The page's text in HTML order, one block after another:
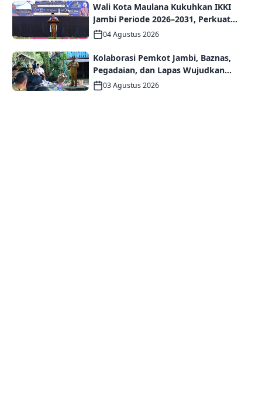
Wali Kota Maulana Kukuhkan IKKI
Jambi Periode 2026–2031, Perkuat
Persaudaraan dan Kolaborasi dalam
04 Agustus 2026
Kolaborasi Pemkot Jambi, Baznas,
Pegadaian, dan Lapas Wujudkan
Rumah Layak Huni bagi Warga Kurang
03 Agustus 2026